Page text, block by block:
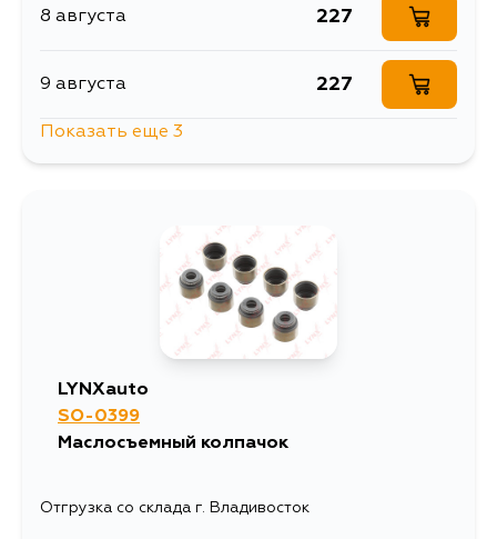
8 августа 227
9 августа 227
227
Показать еще 3
LYNXauto
SO-0399
Маслосъемный колпачок
Отгрузка со склада г. Владивосток